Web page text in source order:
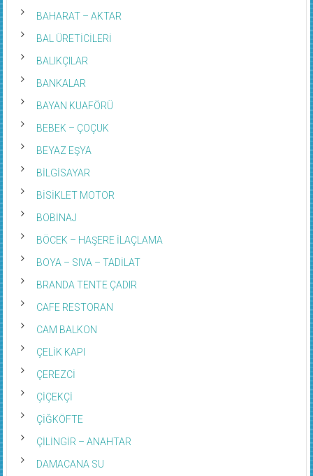
BAHARAT – AKTAR
BAL ÜRETİCİLERİ
BALIKÇILAR
BANKALAR
BAYAN KUAFÖRÜ
BEBEK – ÇOÇUK
BEYAZ EŞYA
BİLGİSAYAR
BİSİKLET MOTOR
BOBİNAJ
BÖCEK – HAŞERE İLAÇLAMA
BOYA – SIVA – TADİLAT
BRANDA TENTE ÇADIR
CAFE RESTORAN
CAM BALKON
ÇELİK KAPI
ÇEREZCİ
ÇİÇEKÇİ
ÇİĞKÖFTE
ÇİLİNGİR – ANAHTAR
DAMACANA SU